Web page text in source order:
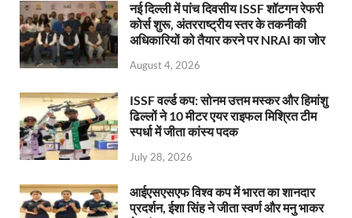
नई दिल्ली में पांच दिवसीय ISSF शॉटगन रेफरी
कोर्स शुरू, अंतरराष्ट्रीय स्तर के तकनीकी
अधिकारियों को तैयार करने पर NRAI का जोर
August 4, 2026
ISSF वर्ल्ड कप: सोनम उत्तम मस्कर और हिमांशु
ढिल्लों ने 10 मीटर एयर राइफल मिश्रित टीम
स्पर्धा में जीता कांस्य पदक
July 28, 2026
आईएसएसएफ विश्व कप में भारत का शानदार
प्रदर्शन, ईशा सिंह ने जीता स्वर्ण और मनु भाकर